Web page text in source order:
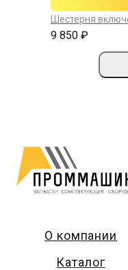
Шестерня
9 850 ₽
О компании
Каталог